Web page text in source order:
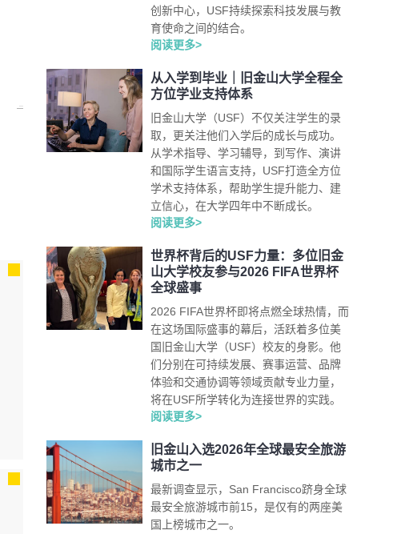
创新中心，USF持续探索科技发展与教
育使命之间的结合。
阅读更多>
从入学到毕业｜旧金山大学全程全
方位学业支持体系
旧金山大学（USF）不仅关注学生的录
取，更关注他们入学后的成长与成功。
从学术指导、学习辅导，到写作、演讲
和国际学生语言支持，USF打造全方位
学术支持体系，帮助学生提升能力、建
立信心，在大学四年中不断成长。
阅读更多>
世界杯背后的USF力量：多位旧金
山大学校友参与2026 FIFA世界杯
全球盛事
2026 FIFA世界杯即将点燃全球热情，而
在这场国际盛事的幕后，活跃着多位美
国旧金山大学（USF）校友的身影。他
们分别在可持续发展、赛事运营、品牌
体验和交通协调等领域贡献专业力量，
将在USF所学转化为连接世界的实践。
阅读更多>
旧金山入选2026年全球最安全旅游
城市之一
最新调查显示，San Francisco跻身全球
最安全旅游城市前15，是仅有的两座美
国上榜城市之一。